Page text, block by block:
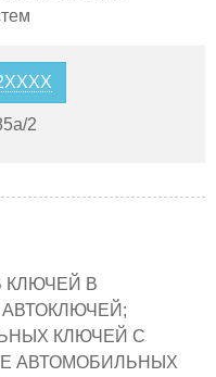
2
КЛЮЧЕЙ В
КЛЮЧЕЙ С
АВТОМОБИЛЬНЫХ